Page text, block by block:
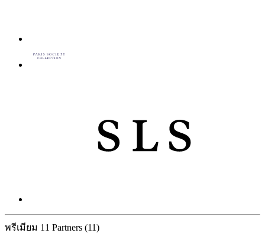
พรีเมียม 11 Partners (11)